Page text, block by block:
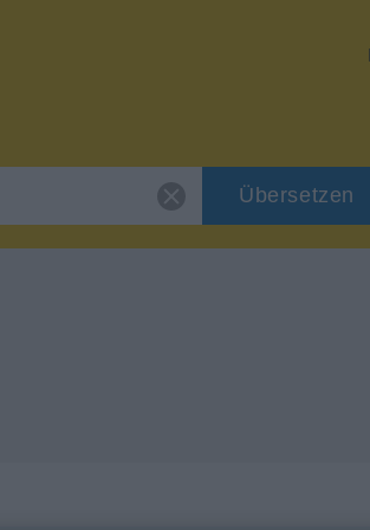
Übersetzen